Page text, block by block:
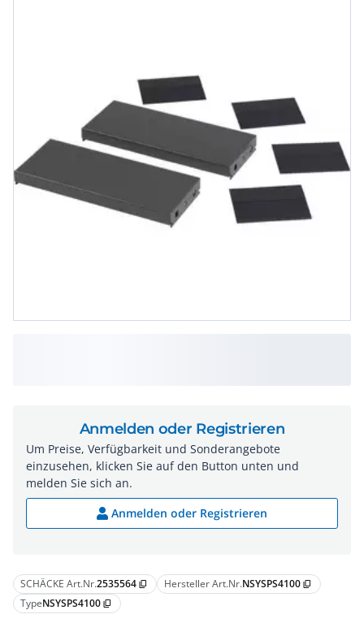
SCHÄCKE Art.Nr.2535564 content_copy Hersteller Art.Nr.NSYSPS4100 content_copy
TypeNSYSPS4100 content_copy
Anmelden oder Registrieren
Um Preise, Verfügbarkeit und Sonderangebote
einzusehen, klicken Sie auf den Button unten und
melden Sie sich an.
Anmelden oder Registrieren